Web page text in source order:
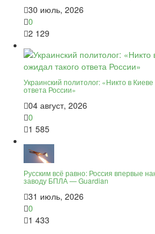
30 июль, 2026
0
2 129
Украинский политолог: «Никто в
ответа России»
04 август, 2026
0
1 585
Русским всё равно: Россия впервые
заводу БПЛА — Guardian
31 июль, 2026
0
1 433